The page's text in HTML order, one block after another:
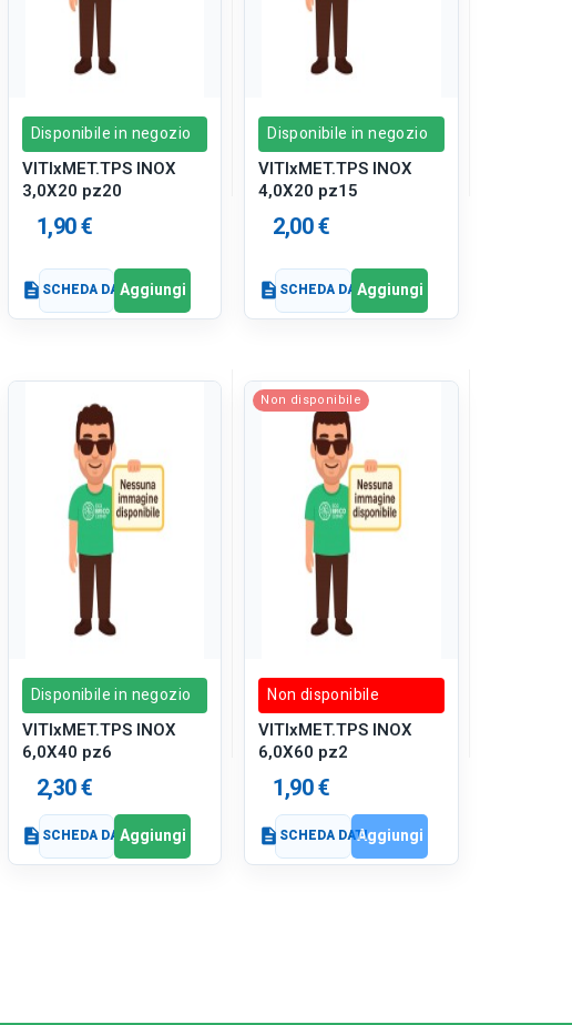
Disponibile in negozio
VITIxMET.TPS INOX
3,0X20 pz20
1,90 €
description SCHEDA DATIAggiungi
Disponibile in negozio
VITIxMET.TPS INOX
4,0X20 pz15
2,00 €
description SCHEDA DATIAggiungi
Disponibile in negozio
VITIxMET.TPS INOX
6,0X40 pz6
2,30 €
description SCHEDA DATIAggiungi
Non disponibile
Non disponibile
VITIxMET.TPS INOX
6,0X60 pz2
1,90 €
description SCHEDA DATIAggiungi